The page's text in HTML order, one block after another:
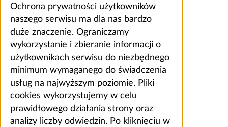
Ochrona prywatności użytkowników
naszego serwisu ma dla nas bardzo
duże znaczenie. Ograniczamy
wykorzystanie i zbieranie informacji o
użytkownikach serwisu do niezbędnego
minimum wymaganego do świadczenia
usług na najwyższym poziomie. Pliki
cookies wykorzystujemy w celu
prawidłowego działania strony oraz
analizy liczby odwiedzin. Po kliknięciu w